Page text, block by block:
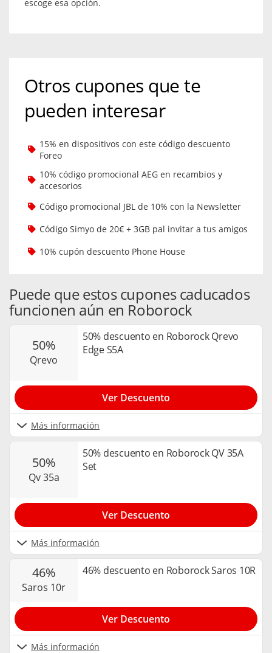
escoge esa opción.
Otros cupones que te
pueden interesar
15% en dispositivos con este código descuento
Foreo
10% código promocional AEG en recambios y
accesorios
Código promocional JBL de 10% con la Newsletter
Código Simyo de 20€ + 3GB pal invitar a tus amigos
10% cupón descuento Phone House
Puede que estos cupones caducados
funcionen aún en Roborock
50%
qrevo
50% descuento en Roborock Qrevo
Edge S5A
Más información
Ver Descuento
50%
qv 35a
50% descuento en Roborock QV 35A
Set
Más información
Ver Descuento
46%
saros 10r
46% descuento en Roborock Saros 10R
Más información
Ver Descuento